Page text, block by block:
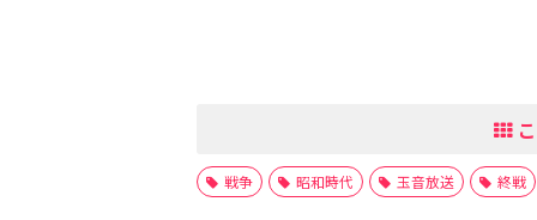
戦争 昭和時代 玉音放送 終戦